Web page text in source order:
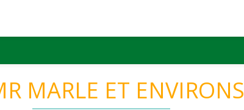
MARLE ET ENVIRONS